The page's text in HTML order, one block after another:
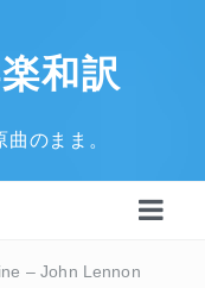
和訳
のまま。
– John Lennon